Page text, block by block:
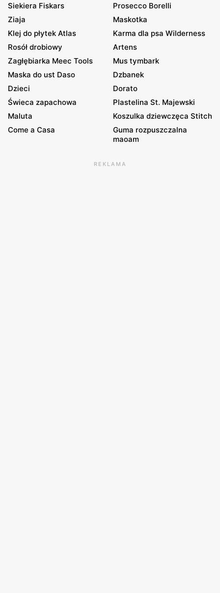
Siekiera Fiskars
Prosecco Borelli
Ziaja
Maskotka
Klej do płytek Atlas
Karma dla psa Wilderness
Rosół drobiowy
Artens
Zagłębiarka Meec Tools
Mus tymbark
Maska do ust Daso
Dzbanek
Dzieci
Dorato
Świeca zapachowa
Plastelina St. Majewski
Maluta
Koszulka dziewczęca Stitch
Come a Casa
Guma rozpuszczalna
maoam
REKLAMA